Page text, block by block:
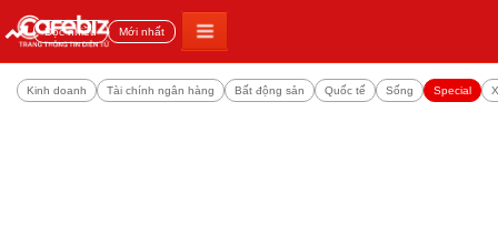
Đọc nhiều Mới nhất
Kinh doanh Tài chính ngân hàng Bất động sản Quốc tế Sống Special